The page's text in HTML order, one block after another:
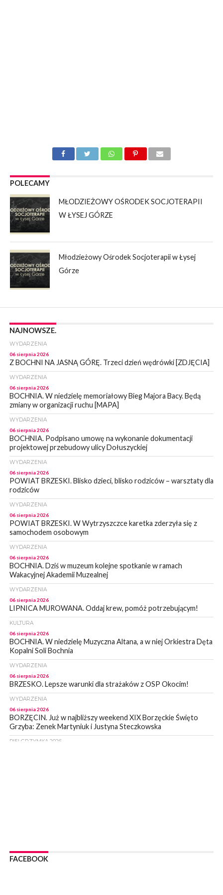
POLECAMY
MŁODZIEŻOWY OŚRODEK SOCJOTERAPII
W ŁYSEJ GÓRZE
Młodzieżowy Ośrodek Socjoterapii w Łysej
Górze
NAJNOWSZE.
WYDARZENIA
06 sierpnia 2026
Z BOCHNI NA JASNĄ GÓRĘ. Trzeci dzień wędrówki [ZDJĘCIA]
WYDARZENIA
06 sierpnia 2026
BOCHNIA. W niedzielę memoriałowy Bieg Majora Bacy. Będą
zmiany w organizacji ruchu [MAPA]
WYDARZENIA
06 sierpnia 2026
BOCHNIA. Podpisano umowę na wykonanie dokumentacji
projektowej przebudowy ulicy Dołuszyckiej
WYDARZENIA
06 sierpnia 2026
POWIAT BRZESKI. Blisko dzieci, blisko rodziców – warsztaty dla
rodziców
WYDARZENIA
06 sierpnia 2026
POWIAT BRZESKI. W Wytrzyszczce karetka zderzyła się z
samochodem osobowym
WYDARZENIA
06 sierpnia 2026
BOCHNIA. Dziś w muzeum kolejne spotkanie w ramach
Wakacyjnej Akademii Muzealnej
WYDARZENIA
06 sierpnia 2026
LIPNICA MUROWANA. Oddaj krew, pomóż potrzebującym!
KULTURA
06 sierpnia 2026
BOCHNIA. W niedzielę Muzyczna Altana, a w niej Orkiestra Dęta
Kopalni Soli Bochnia
WYDARZENIA
06 sierpnia 2026
BRZESKO. Lepsze warunki dla strażaków z OSP Okocim!
WYDARZENIA
06 sierpnia 2026
BORZĘCIN. Już w najbliższy weekend XIX Borzęckie Święto
Grzyba: Zenek Martyniuk i Justyna Steczkowska
PIELGRZYMKA 2026
[PROGRAM]
FACEBOOK